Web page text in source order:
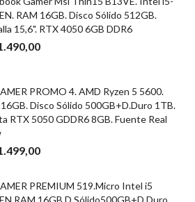
RAM 16GB. Disco Sólido 512GB.
15,6". RTX 4050 6GB DDR6
PROMO 4. AMD Ryzen 5 5600.
Disco Sólido 500GB+D.Duro 1TB.
RTX 5050 GDDR6 8GB. Fuente Real
PREMIUM 519.Micro Intel i5
16GB.D.Sólido500GB+D.Duro